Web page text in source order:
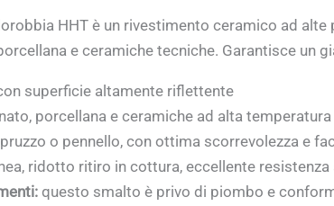
HHT è un rivestimento ceramico ad
e ceramiche tecniche. Garantisce un
superficie altamente riflettente
porcellana e ceramiche ad alta temperatura
o pennello, con ottima scorrevolezza e
ridotto ritiro in cottura, eccellente
questo smalto è privo di piombo e